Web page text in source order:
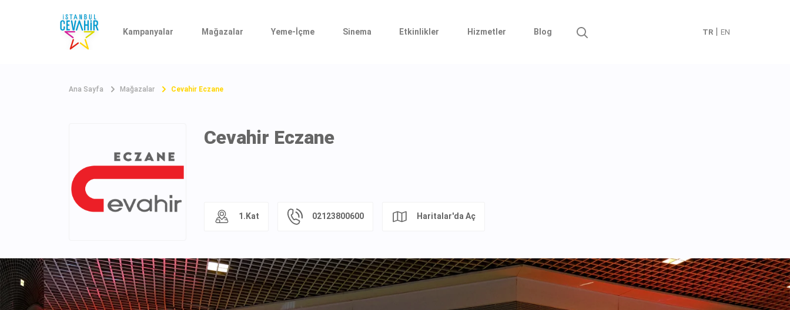
Kampanyalar Mağazalar Yeme-İçme Sinema Etkinlikler Hizmetler Blog TR EN
Ana Sayfa Mağazalar Cevahir Eczane
Cevahir Eczane
1.Kat 02123800600 Haritalar'da Aç